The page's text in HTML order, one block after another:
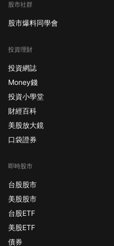
股市社群
股市爆料同學會
投資理財
投資網誌
Money錢
投資小學堂
財經百科
美股放大鏡
口袋證券
即時股市
台股股市
美股股市
台股ETF
美股ETF
債券